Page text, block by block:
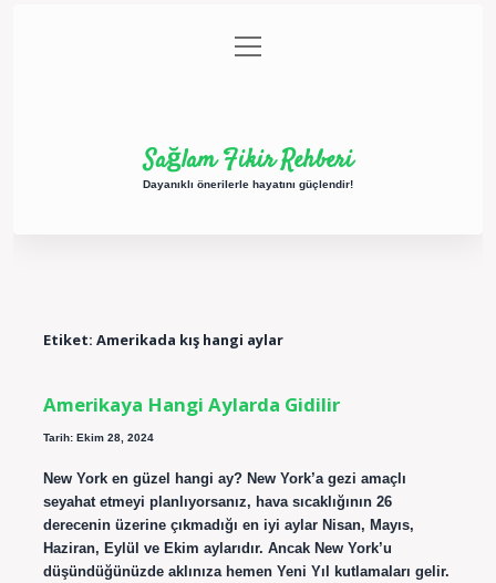
Gizlilik Politikası
menüyü
aç
Sağlam Fikir Rehberi
Dayanıklı önerilerle hayatını güçlendir!
Etiket: Amerikada kış hangi aylar
Amerikaya Hangi Aylarda Gidilir
Tarih: Ekim 28, 2024
New York en güzel hangi ay? New York’a gezi amaçlı
seyahat etmeyi planlıyorsanız, hava sıcaklığının 26
derecenin üzerine çıkmadığı en iyi aylar Nisan, Mayıs,
Haziran, Eylül ve Ekim aylarıdır. Ancak New York’u
düşündüğünüzde aklınıza hemen Yeni Yıl kutlamaları gelir.